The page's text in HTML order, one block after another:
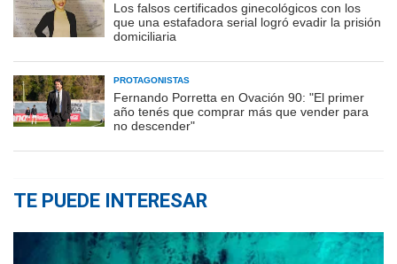
Los falsos certificados ginecológicos con los
que una estafadora serial logró evadir la prisión
domiciliaria
PROTAGONISTAS
Fernando Porretta en Ovación 90: "El primer
año tenés que comprar más que vender para
no descender"
TE PUEDE INTERESAR